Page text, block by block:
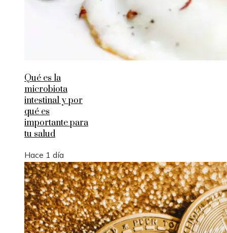
Qué es la
microbiota
intestinal y por
qué es
importante para
tu salud
Hace 1 día